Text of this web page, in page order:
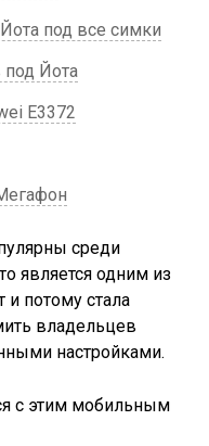
под все симки
под Йота
E3372
среди
является одним из
потому стала
владельцев
настройками.
с этим мобильным